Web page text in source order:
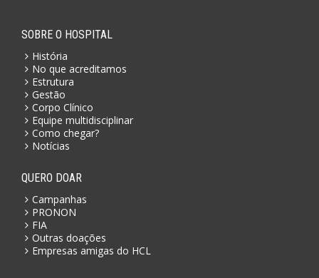
SOBRE O HOSPITAL
História
No que acreditamos
Estrutura
Gestão
Corpo Clínico
Equipe multidisciplinar
Como chegar?
Notícias
QUERO DOAR
Campanhas
PRONON
FIA
Outras doações
Empresas amigas do HCL